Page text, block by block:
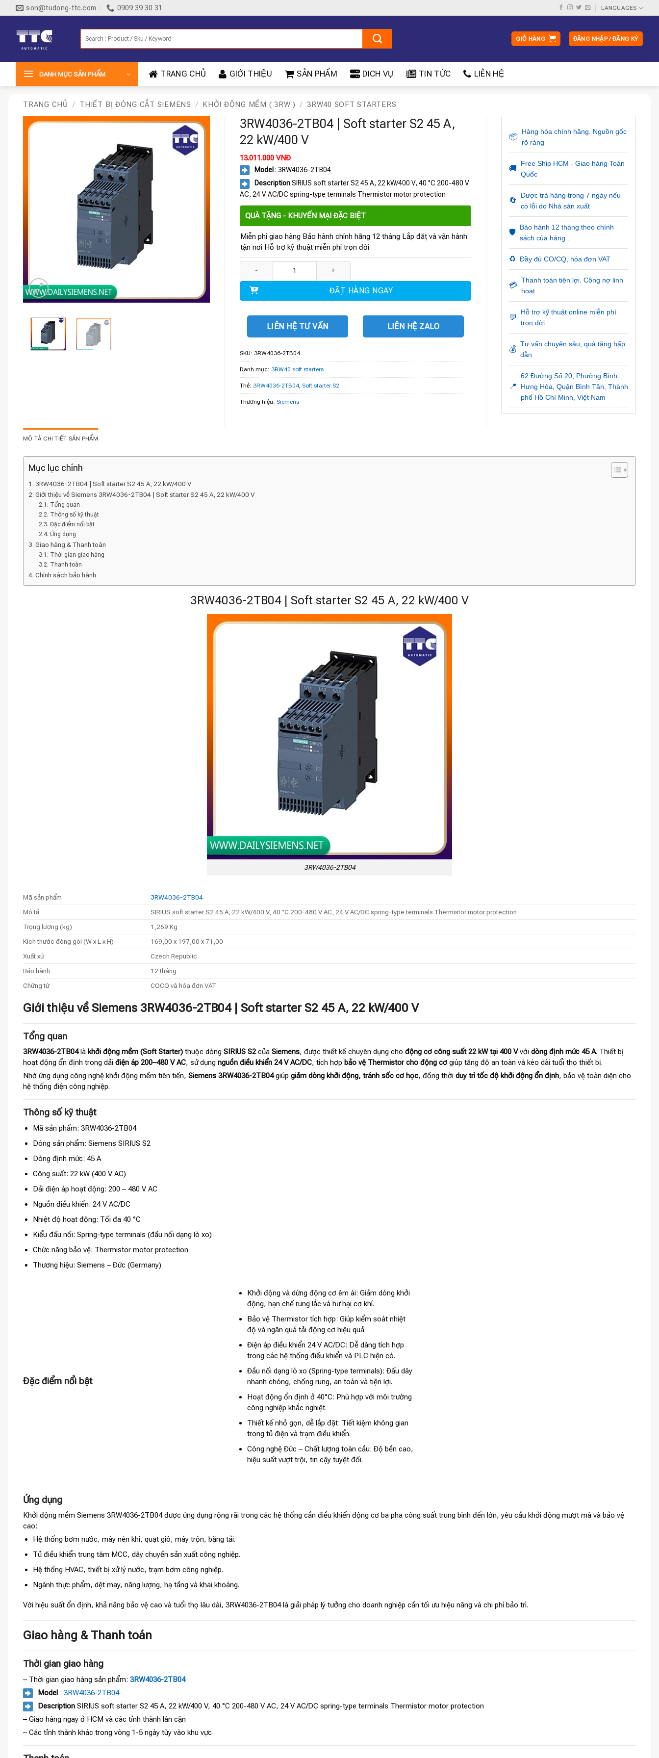
qua
son@tudong-ttc.com 0909 39 30 31 LANGUAGES
GIỎ HÀNG ĐĂNG NHẬP / ĐĂNG KÝ
DANH MỤC SẢN PHẨM TRANG CHỦ GIỚI THIỆU SẢN PHẨM DICH VỤ TIN TỨC LIÊN HỆ
TRANG CHỦ / THIẾT BỊ ĐÓNG CẮT SIEMENS / KHỞI ĐỘNG MỀM ( 3RW ) / 3RW40 SOFT STARTERS
3RW4036-2TB04 | Soft starter S2 45 A,
22 kW/400 V
13.011.000 VNĐ
Model : 3RW4036-2TB04
DescriptionSIRIUS soft starter S2 45 A, 22 kW/400 V, 40 °C 200-480 V
AC, 24 V AC/DC spring-type terminals Thermistor motor protection
QUÀ TẶNG - KHUYẾN MẠI ĐẶC BIỆT
Miễn phí giao hàng Bảo hành chính hãng 12 tháng Lắp đặt và vận hành
tận nơi Hỗ trợ kỹ thuật miễn phí trọn đời
ĐẶT HÀNG NGAY
LIÊN HỆ TƯ VẤN LIÊN HỆ ZALO
SKU: 3RW4036-2TB04
Danh mục: 3RW40 soft starters
Thẻ: 3RW4036-2TB04, Soft starter S2
Thương hiệu: Siemens
📦
Hàng hóa chính hãng. Nguồn gốc
rõ ràng
🚚
Free Ship HCM - Giao hàng Toàn
Quốc
🔄
Được trả hàng trong 7 ngày nếu
có lỗi do Nhà sản xuất
🛡️
Bảo hành 12 tháng theo chính
sách của hàng .
♻️ Đầy đủ CO/CQ, hóa đơn VAT
💳
Thanh toán tiện lợi. Công nợ linh
hoạt
💬
Hỗ trợ kỹ thuật online miễn phí
trọn đời
💰
Tư vấn chuyên sâu, quà tặng hấp
dẫn
📍
62 Đường Số 20, Phường Bình
Hưng Hòa, Quận Bình Tân, Thành
phố Hồ Chí Minh, Việt Nam
MÔ TẢ CHI TIẾT SẢN PHẨM
Mục lục chính
3RW4036-2TB04 | Soft starter S2 45 A, 22 kW/400 V
Giới thiệu về Siemens 3RW4036-2TB04 | Soft starter S2 45 A, 22 kW/400 V
Tổng quan
Thông số kỹ thuật
Đặc điểm nổi bật
Ứng dụng
Giao hàng & Thanh toán
Thời gian giao hàng
Thanh toán
Chính sách bảo hành
3RW4036-2TB04 | Soft starter S2 45 A, 22 kW/400 V
3RW4036-2TB04
Mã sản phẩm
3RW4036-2TB04
Mô tả
SIRIUS soft starter S2 45 A, 22 kW/400 V, 40 °C 200-480 V AC, 24 V AC/DC spring-type terminals Thermistor motor protection
Trọng lượng (kg)
1,269 Kg
Kích thước đóng gói (W x L x H)
169,00 x 197,00 x 71,00
Xuất xứ
Czech Republic
Bảo hành
12 tháng
Chứng từ
COCQ và hóa đơn VAT
Giới thiệu về Siemens 3RW4036-2TB04 | Soft starter S2 45 A, 22 kW/400 V
Tổng quan
3RW4036-2TB04là khởi động mềm (Soft Starter) thuộc dòng SIRIUS S2của Siemens, được thiết kế chuyên dụng cho động cơ công suất 22 kW tại 400 Vvới dòng định mức 45 A. Thiết bị
hoạt động ổn định trong dải điện áp 200–480 V AC, sử dụng nguồn điều khiển 24 V AC/DC, tích hợp bảo vệ Thermistor cho động cơ giúp tăng độ an toàn và kéo dài tuổi thọ thiết bị.
Nhờ ứng dụng công nghệ khởi động mềm tiên tiến, Siemens 3RW4036-2TB04giúp giảm dòng khởi động, tránh sốc cơ học, đồng thời duy trì tốc độ khởi động ổn định, bảo vệ toàn diện cho
hệ thống điện công nghiệp.
Thông số kỹ thuật
Mã sản phẩm: 3RW4036-2TB04
Dòng sản phẩm: Siemens SIRIUS S2
Dòng định mức: 45 A
Công suất: 22 kW (400 V AC)
Dải điện áp hoạt động: 200 – 480 V AC
Nguồn điều khiển: 24 V AC/DC
Nhiệt độ hoạt động: Tối đa 40 °C
Kiểu đấu nối: Spring-type terminals (đầu nối dạng lò xo)
Chức năng bảo vệ: Thermistor motor protection
Thương hiệu: Siemens – Đức (Germany)
Đặc điểm nổi bật
Khởi động và dừng động cơ êm ái: Giảm dòng khởi
động, hạn chế rung lắc và hư hại cơ khí.
Bảo vệ Thermistor tích hợp: Giúp kiểm soát nhiệt
độ và ngăn quá tải động cơ hiệu quả.
Điện áp điều khiển 24 V AC/DC: Dễ dàng tích hợp
trong các hệ thống điều khiển và PLC hiện có.
Đầu nối dạng lò xo (Spring-type terminals): Đấu dây
nhanh chóng, chống rung, an toàn và tiện lợi.
Hoạt động ổn định ở 40°C: Phù hợp với môi trường
công nghiệp khắc nghiệt.
Thiết kế nhỏ gọn, dễ lắp đặt: Tiết kiệm không gian
trong tủ điện và trạm điều khiển.
Công nghệ Đức – Chất lượng toàn cầu: Độ bền cao,
hiệu suất vượt trội, tin cậy tuyệt đối.
Ứng dụng
Khởi động mềm Siemens 3RW4036-2TB04 được ứng dụng rộng rãi trong các hệ thống cần điều khiển động cơ ba pha công suất trung bình đến lớn, yêu cầu khởi động mượt mà và bảo vệ
cao:
Hệ thống bơm nước, máy nén khí, quạt gió, máy trộn, băng tải.
Tủ điều khiển trung tâm MCC, dây chuyền sản xuất công nghiệp.
Hệ thống HVAC, thiết bị xử lý nước, trạm bơm công nghiệp.
Ngành thực phẩm, dệt may, năng lượng, hạ tầng và khai khoáng.
Với hiệu suất ổn định, khả năng bảo vệ cao và tuổi thọ lâu dài, 3RW4036-2TB04 là giải pháp lý tưởng cho doanh nghiệp cần tối ưu hiệu năng và chi phí bảo trì.
Giao hàng & Thanh toán
Thời gian giao hàng
– Thời gian giao hàng sản phẩm: 3RW4036-2TB04
Model : 3RW4036-2TB04
Description SIRIUS soft starter S2 45 A, 22 kW/400 V, 40 °C 200-480 V AC, 24 V AC/DC spring-type terminals Thermistor motor protection
– Giao hàng ngay ở HCM và các tỉnh thành lân cận
– Các tỉnh thành khác trong vòng 1-5 ngày tùy vào khu vực